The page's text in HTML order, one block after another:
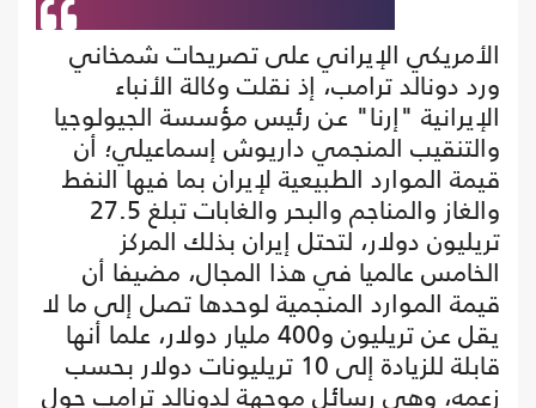
الأمريكي الإيراني على تصريحات شمخاني
ورد دونالد ترامب، إذ نقلت وكالة الأنباء
الإيرانية "إرنا" عن رئيس مؤسسة الجيولوجيا
والتنقيب المنجمي داريوش إسماعيلي؛ أن
قيمة الموارد الطبيعية لإيران بما فيها النفط
والغاز والمناجم والبحر والغابات تبلغ 27.5
تريليون دولار، لتحتل إيران بذلك المركز
الخامس عالميا في هذا المجال، مضيفا أن
قيمة الموارد المنجمية لوحدها تصل إلى ما لا
يقل عن تريليون و400 مليار دولار، علما أنها
قابلة للزيادة إلى 10 تريليونات دولار بحسب
زعمه، وهي رسائل موجهة لدونالد ترامب حول